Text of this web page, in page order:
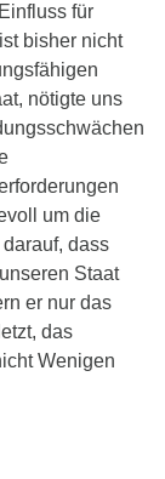
für
bisher nicht
nötigte uns
um die
dass
Staat
er nur das
das
Wenigen